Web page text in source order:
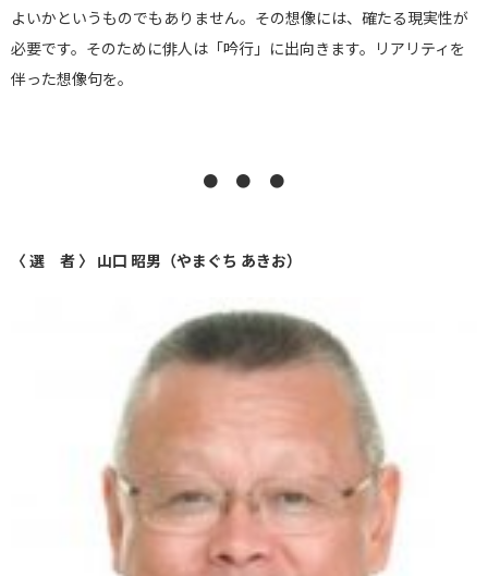
よいかというものでもありません。その想像には、確たる現実性が
必要です。そのために俳人は「吟行」に出向きます。リアリティを
伴った想像句を。
● ● ●
〈 選 者 〉 山口 昭男（やまぐち あきお）